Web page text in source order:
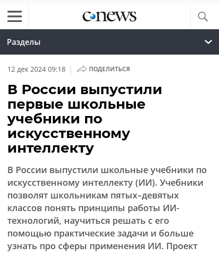
Разделы
12 дек 2024 09:18 | ПОДЕЛИТЬСЯ
В России выпустили
первые школьные
учебники по
искусственному
интеллекту
В России выпустили школьные учебники по
искусственному интеллекту (ИИ). Учебники
позволят школьникам пятых–девятых
классов понять принципы работы ИИ-
технологий, научиться решать с его
помощью практические задачи и больше
узнать про сферы применения ИИ. Проект